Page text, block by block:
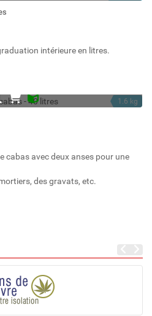
intérieure en litres.
1.6 kg
cabas avec deux anses pour une
des gravats, etc.